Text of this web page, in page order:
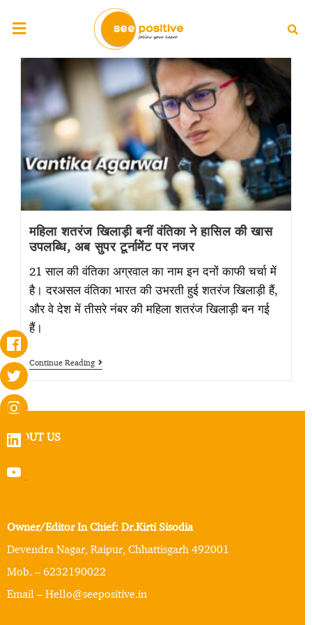
महिला शतरंज खिलाड़ी बनीं वंतिका ने हासिल की खास
उपलब्धि, अब सुपर टूर्नामेंट पर नजर
21 साल की वंतिका अग्रवाल का नाम इन दनों काफी चर्चा में
है। दरअसल वंतिका भारत की उभरती हुई शतरंज खिलाड़ी हैं,
और वे देश में तीसरे नंबर की महिला शतरंज खिलाड़ी बन गई
हैं।
Continue Reading
ABOUT US
Owner/Editor In Chief: Dr.Kirti Sisodia
Devendra Nagar, Raipur, Chhattisgarh 492001
Mob. – 6232190022
Email – Hello@seepositive.in